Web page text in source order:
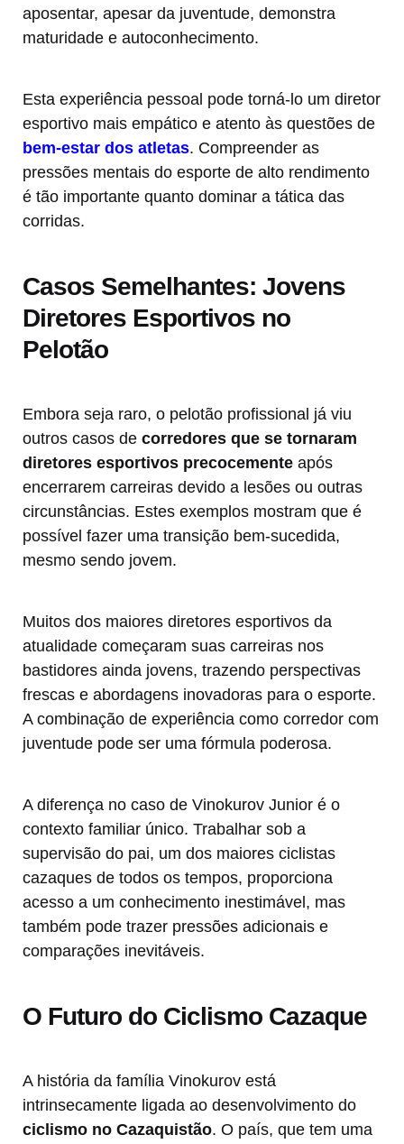
aposentar, apesar da juventude, demonstra
maturidade e autoconhecimento.
Esta experiência pessoal pode torná-lo um diretor
esportivo mais empático e atento às questões de
bem-estar dos atletas. Compreender as
pressões mentais do esporte de alto rendimento
é tão importante quanto dominar a tática das
corridas.
Casos Semelhantes: Jovens
Diretores Esportivos no
Pelotão
Embora seja raro, o pelotão profissional já viu
outros casos de corredores que se tornaram
diretores esportivos precocemente após
encerrarem carreiras devido a lesões ou outras
circunstâncias. Estes exemplos mostram que é
possível fazer uma transição bem-sucedida,
mesmo sendo jovem.
Muitos dos maiores diretores esportivos da
atualidade começaram suas carreiras nos
bastidores ainda jovens, trazendo perspectivas
frescas e abordagens inovadoras para o esporte.
A combinação de experiência como corredor com
juventude pode ser uma fórmula poderosa.
A diferença no caso de Vinokurov Junior é o
contexto familiar único. Trabalhar sob a
supervisão do pai, um dos maiores ciclistas
cazaques de todos os tempos, proporciona
acesso a um conhecimento inestimável, mas
também pode trazer pressões adicionais e
comparações inevitáveis.
O Futuro do Ciclismo Cazaque
A história da família Vinokurov está
intrinsecamente ligada ao desenvolvimento do
ciclismo no Cazaquistão. O país, que tem uma